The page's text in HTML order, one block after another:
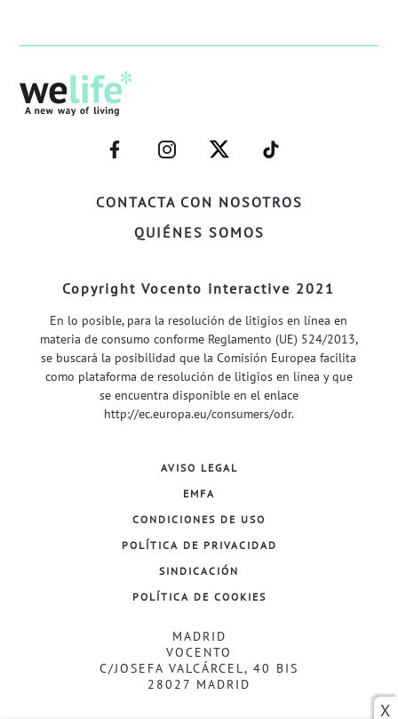
X
CONTACTA CON NOSOTROS
QUIÉNES SOMOS
–
FACEBOOK–
–
INSTAGRAM–
–
TWITTER–
–
WELIFE–
Copyright Vocento interactive 2021
En lo posible, para la resolución de litigios en línea en
materia de consumo conforme Reglamento (UE) 524/2013,
se buscará la posibilidad que la Comisión Europea facilita
como plataforma de resolución de litigios en línea y que
se encuentra disponible en el enlace
http://ec.europa.eu/consumers/odr.
AVISO LEGAL
EMFA
CONDICIONES DE USO
POLÍTICA DE PRIVACIDAD
SINDICACIÓN
POLÍTICA DE COOKIES
MADRID
VOCENTO
C/JOSEFA VALCÁRCEL, 40 BIS
28027 MADRID